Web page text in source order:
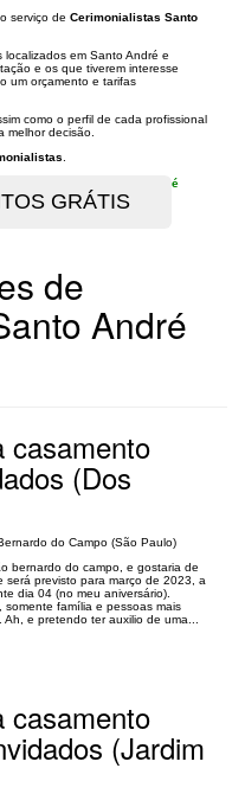
serviço de Cerimonialistas Santo
localizados em Santo André e
e os que tiverem interesse
um orçamento e tarifas
como o perfil de cada profissional
melhor decisão.
é
de
André
casamento
(Dos
do Campo (São Paulo)
bernardo do campo, e gostaria de
será previsto para março de 2023, a
dia 04 (no meu aniversário).
família e pessoas mais
e pretendo ter auxilio de uma...
casamento
(Jardim